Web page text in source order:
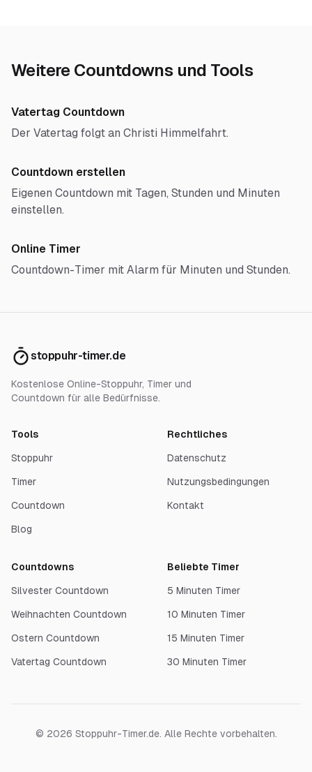
Weitere Countdowns und Tools
Vatertag Countdown
Der Vatertag folgt an Christi Himmelfahrt.
Countdown erstellen
Eigenen Countdown mit Tagen, Stunden und Minuten
einstellen.
Online Timer
Countdown-Timer mit Alarm für Minuten und Stunden.
stoppuhr-timer.de
Kostenlose Online-Stoppuhr, Timer und
Countdown für alle Bedürfnisse.
Tools
Stoppuhr
Timer
Countdown
Blog
Rechtliches
Datenschutz
Nutzungsbedingungen
Kontakt
Countdowns
Silvester Countdown
Weihnachten Countdown
Ostern Countdown
Vatertag Countdown
Beliebte Timer
5 Minuten Timer
10 Minuten Timer
15 Minuten Timer
30 Minuten Timer
© 2026 Stoppuhr-Timer.de. Alle Rechte vorbehalten.